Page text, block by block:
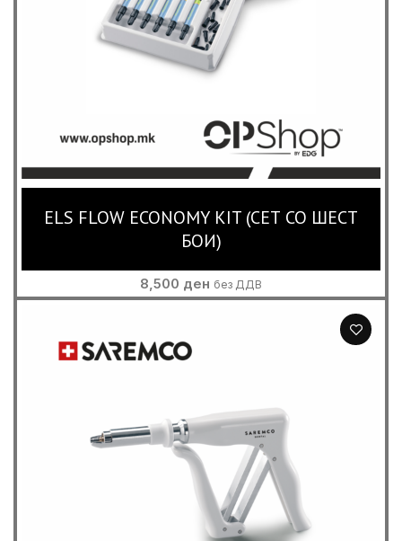
ELS FLOW ECONOMY KIT (СЕТ СО ШЕСТ
БОИ)
8,500 ден без ДДВ